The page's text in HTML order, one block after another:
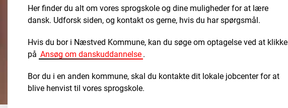
Her finder du alt om vores sprogskole og dine muligheder for at lære
dansk. Udforsk siden, og kontakt os gerne, hvis du har spørgsmål.
Hvis du bor i Næstved Kommune, kan du søge om optagelse ved at klikke
på Ansøg om danskuddannelse .
Bor du i en anden kommune, skal du kontakte dit lokale jobcenter for at
blive henvist til vores sprogskole.